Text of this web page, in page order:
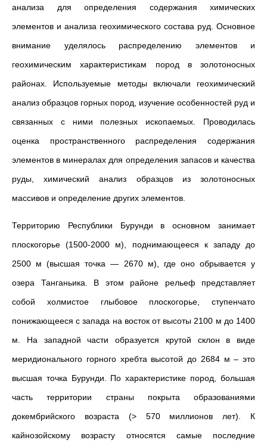
анализа для определения содержания химических
элементов и анализа геохимического состава руд. Основное
внимание уделялось распределению элементов и
геохимическим характеристикам пород в золотоносных
районах. Используемые методы включали геохимический
анализ образцов горных пород, изучение особенностей руд и
связанных с ними полезных ископаемых. Проводилась
оценка пространственного распределения содержания
элементов в минералах для определения запасов и качества
руды, химический анализ образцов из золотоносных
массивов и определение других элементов.
Территорию Республики Бурунди в основном занимает
плоскогорье (1500-2000 м), поднимающееся к западу до
2500 м (высшая точка — 2670 м), где оно обрывается у
озера Танганьика. В этом районе рельеф представляет
собой холмистое глыбовое плоскогорье, ступенчато
понижающееся с запада на восток от высоты 2100 м до 1400
м. На западной части образуется крутой склон в виде
меридионального горного хребта высотой до 2684 м – это
высшая точка Бурунди. По характеристике пород, большая
часть территории страны покрыта образованиями
докембрийского возраста (> 570 миллионов лет). К
кайнозойскому возрасту относятся самые последние